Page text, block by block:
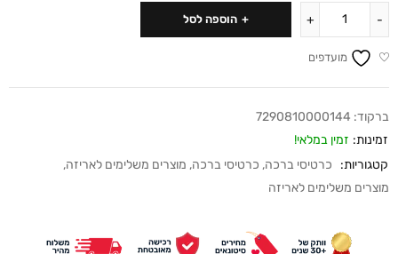
הוספה לסל
מועדפים
ברקוד: 7290810000144
זמינות: זמין במלאי!
קטגוריות:
כרטיסי ברכה, כרטיסי ברכה, מוצרים משלימים לאריזה,
מוצרים משלימים לאריזה